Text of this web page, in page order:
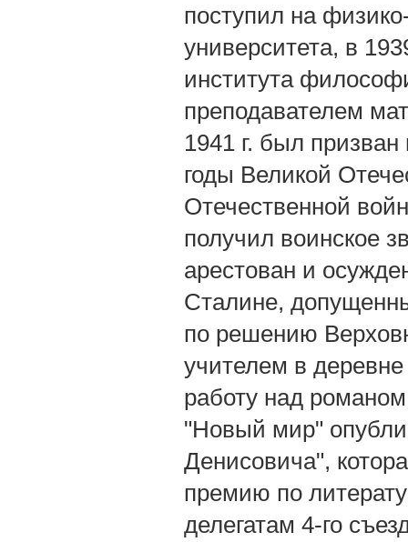
поступил на
университета, в
института
преподавателем
1941 г. был
годы Великой
Отечественной
получил воинское
арестован и
Сталине,
по решению
учителем в
работу над
"Новый мир"
Денисовича",
премию по
делегатам 4-го